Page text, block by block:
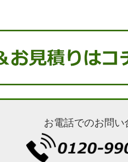
お電話でのお問い